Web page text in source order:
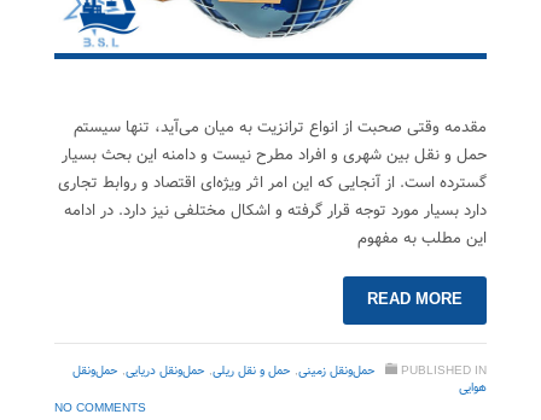
مقدمه وقتی صحبت از انواع ترانزیت به میان می‌آید، تنها سیستم
حمل و نقل بین شهری و افراد مطرح نیست و دامنه این بحث بسیار
گسترده است. از آنجایی که این امر اثر ویژه‌ای اقتصاد و روابط تجاری
دارد بسیار مورد توجه قرار گرفته و اشکال مختلفی نیز دارد. در ادامه
این مطلب به مفهوم
READ MORE
PUBLISHED IN حمل‌ونقل زمینی, حمل‌ و نقل ریلی, حمل‌ونقل دریایی, حمل‌ونقل
هوایی
NO COMMENTS